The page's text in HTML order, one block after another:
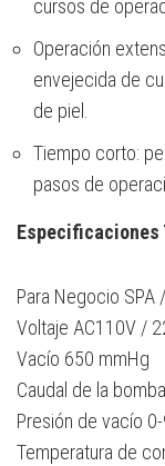
cursos de
Operación
envejecida de
de piel.
Tiempo corto:
pasos de
Especificaciones
Para Negocio SPA
Voltaje AC110V /
Vacío 650 mmHg
Caudal de la
Presión de vacío
Temperatura de